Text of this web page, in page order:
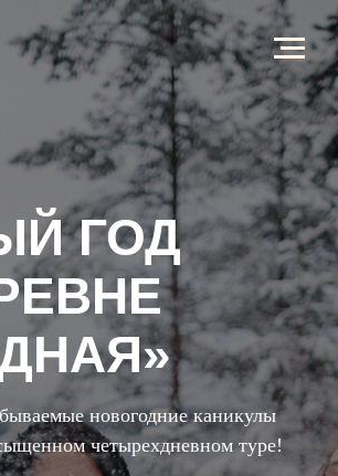
ГОД
новогодние каникулы
четырехдневном туре!